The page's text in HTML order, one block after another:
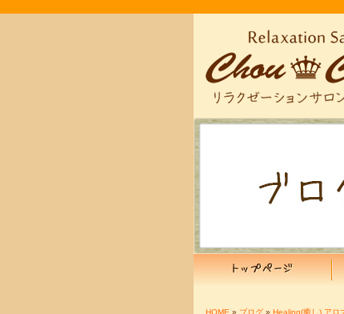
HOME » ブログ » Healing(癒し) アロ